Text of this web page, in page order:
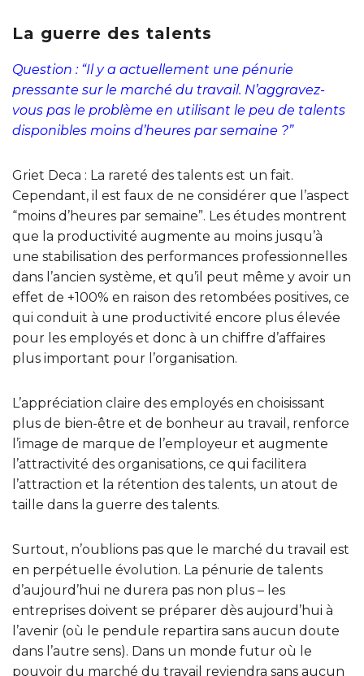
La guerre des talents
Question : “Il y a actuellement une pénurie
pressante sur le marché du travail. N’aggravez-
vous pas le problème en utilisant le peu de talents
disponibles moins d’heures par semaine ?”
Griet Deca : La rareté des talents est un fait.
Cependant, il est faux de ne considérer que l’aspect
“moins d’heures par semaine”. Les études montrent
que la productivité augmente au moins jusqu’à
une stabilisation des performances professionnelles
dans l’ancien système, et qu’il peut même y avoir un
effet de +100% en raison des retombées positives, ce
qui conduit à une productivité encore plus élevée
pour les employés et donc à un chiffre d’affaires
plus important pour l’organisation.
L’appréciation claire des employés en choisissant
plus de bien-être et de bonheur au travail, renforce
l’image de marque de l’employeur et augmente
l’attractivité des organisations, ce qui facilitera
l’attraction et la rétention des talents, un atout de
taille dans la guerre des talents.
Surtout, n’oublions pas que le marché du travail est
en perpétuelle évolution. La pénurie de talents
d’aujourd’hui ne durera pas non plus – les
entreprises doivent se préparer dès aujourd’hui à
l’avenir (où le pendule repartira sans aucun doute
dans l’autre sens). Dans un monde futur où le
pouvoir du marché du travail reviendra sans aucun